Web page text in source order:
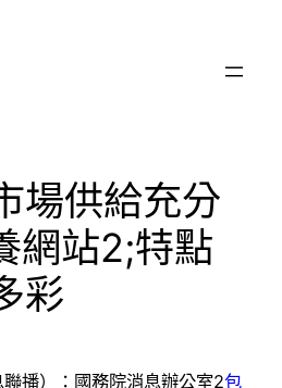
場供給充分
網站2;特點
彩
播）：國務院消息辦公室2包